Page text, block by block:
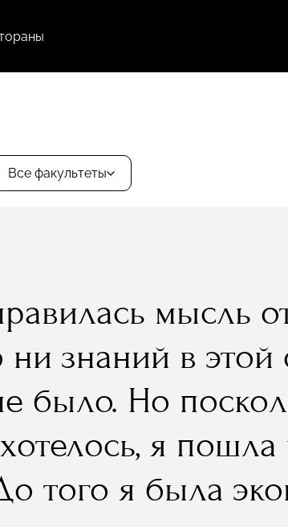
Все факультеты
мысль
ни знаний в
было. Но
я пошла
того я была